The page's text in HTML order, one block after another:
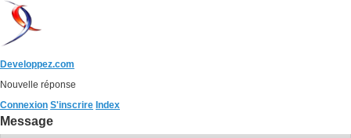
Developpez.com
Nouvelle réponse
Connexion S'inscrire Index
Message